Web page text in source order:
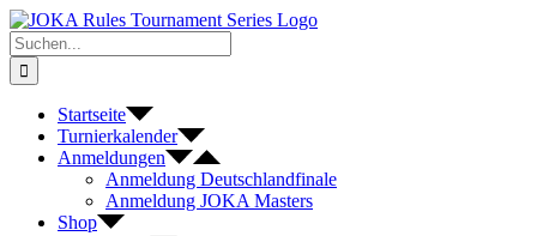
Zum
Inhalt
springen
Suche
nach:
Startseite
Turnierkalender
Anmeldungen
Anmeldung Deutschlandfinale
Anmeldung JOKA Masters
Shop